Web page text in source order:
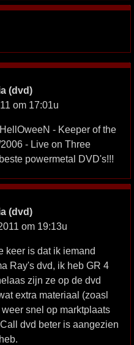
(dvd)
om 17:01u
- Keeper of the
- Live on Three
powermetal DVD's!!!
(dvd)
om 19:13u
keer is dat ik iemand
Ray's dvd, ik heb GR 4
zijn ze op de dvd
extra materiaal (zoasl
snel op marktplaats
dvd beter is aangezien